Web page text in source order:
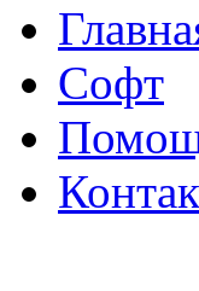
Софт